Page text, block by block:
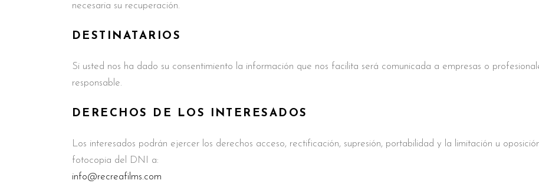
necesaria su recuperación.
DESTINATARIOS
Si usted nos ha dado su consentimiento la información que nos facilita será comunicada a empresas o
responsable.
DERECHOS DE LOS INTERESADOS
Los interesados podrán ejercer los derechos acceso, rectificación, supresión, portabilidad y la limitación u
fotocopia del DNI a:
info@recreafilms.com